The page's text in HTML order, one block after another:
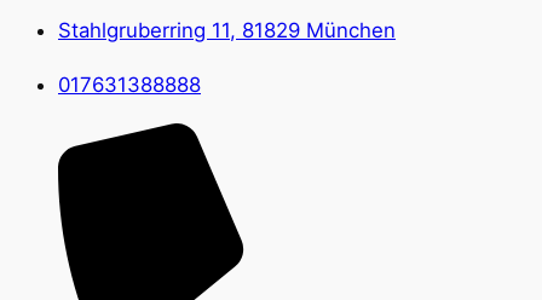
Stahlgruberring 11, 81829 München
017631388888